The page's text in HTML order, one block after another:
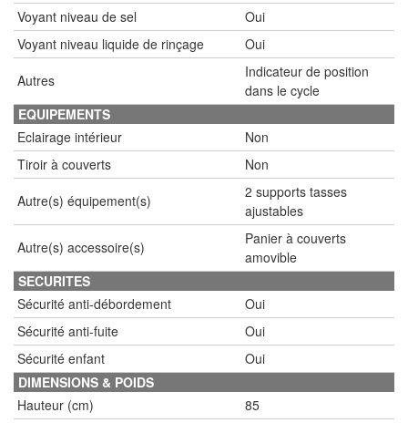
Voyant niveau de sel
Oui
Voyant niveau liquide de rinçage
Oui
Autres
Indicateur de position
dans le cycle
EQUIPEMENTS
Eclairage intérieur
Non
Tiroir à couverts
Non
Autre(s) équipement(s)
2 supports tasses
ajustables
Autre(s) accessoire(s)
Panier à couverts
amovible
SECURITES
Sécurité anti-débordement
Oui
Sécurité anti-fuite
Oui
Sécurité enfant
Oui
DIMENSIONS & POIDS
Hauteur (cm)
85